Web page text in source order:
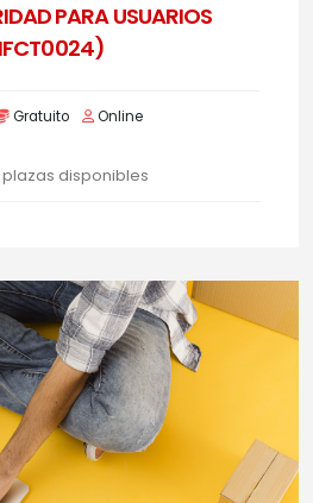
PARA USUARIOS
Gratuito Online
plazas disponibles